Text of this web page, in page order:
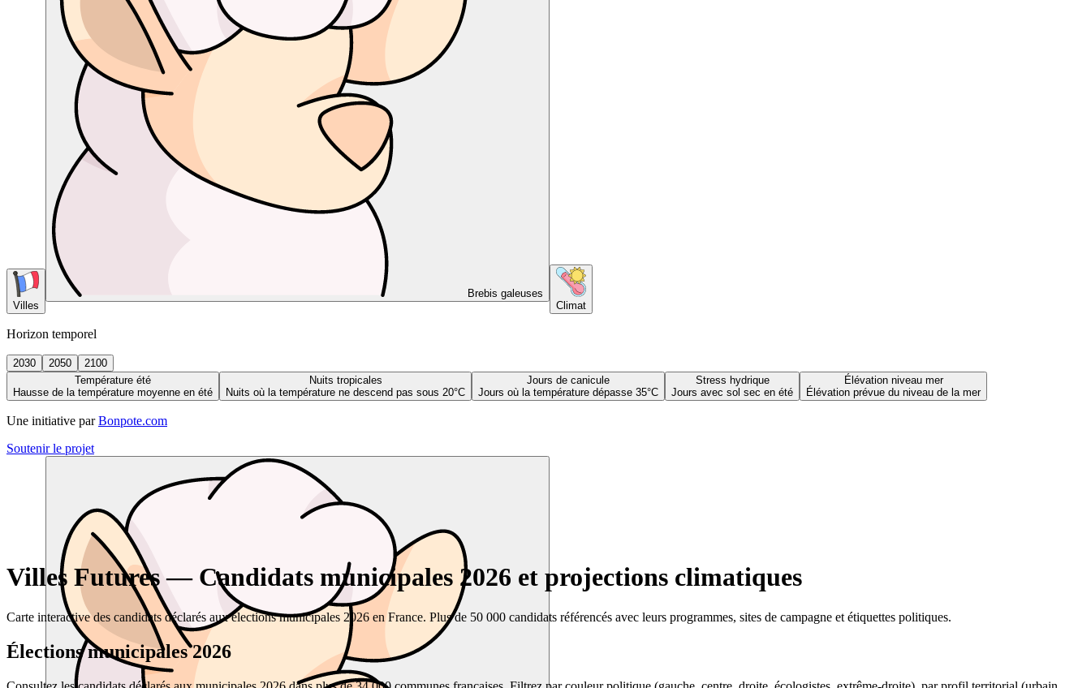
Villes
Brebis galeuses
Climat
Horizon temporel
2030 2050
2100
Température été
Hausse de la température moyenne en été
Nuits tropicales
Nuits où la température ne descend pas sous 20°C
Jours de canicule
Jours où la température dépasse 35°C
Stress hydrique
Jours avec sol sec en été
Élévation niveau mer
Élévation prévue du niveau de la mer
Une initiative par Bonpote.com
Soutenir le projet
Villes Futures — Candidats municipales 2026 et projections climatiques
Carte interactive des candidats déclarés aux élections municipales 2026 en France. Plus de 50 000 candidats référencés avec leurs programmes, sites de campagne et étiquettes politiques.
Élections municipales 2026